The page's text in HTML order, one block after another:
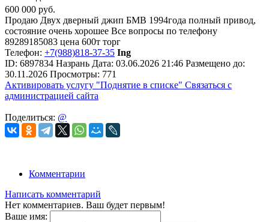
600 000 руб.
Продаю Двух дверный джип БМВ 1994года полный привод,
состояние очень хорошее Все вопросы по телефону
89289185083 цена 600т торг
Телефон: +7(988)818-37-35 Ing
ID: 6897834 Назрань Дата: 03.06.2026 21:46 Размещено до:
30.11.2026 Просмотры: 771
Активировать услугу "Поднятие в списке" Связаться с
администрацией сайта
Поделиться: @
Комментарии
Написать комментарий
Нет комментариев. Ваш будет первым!
Ваше имя: